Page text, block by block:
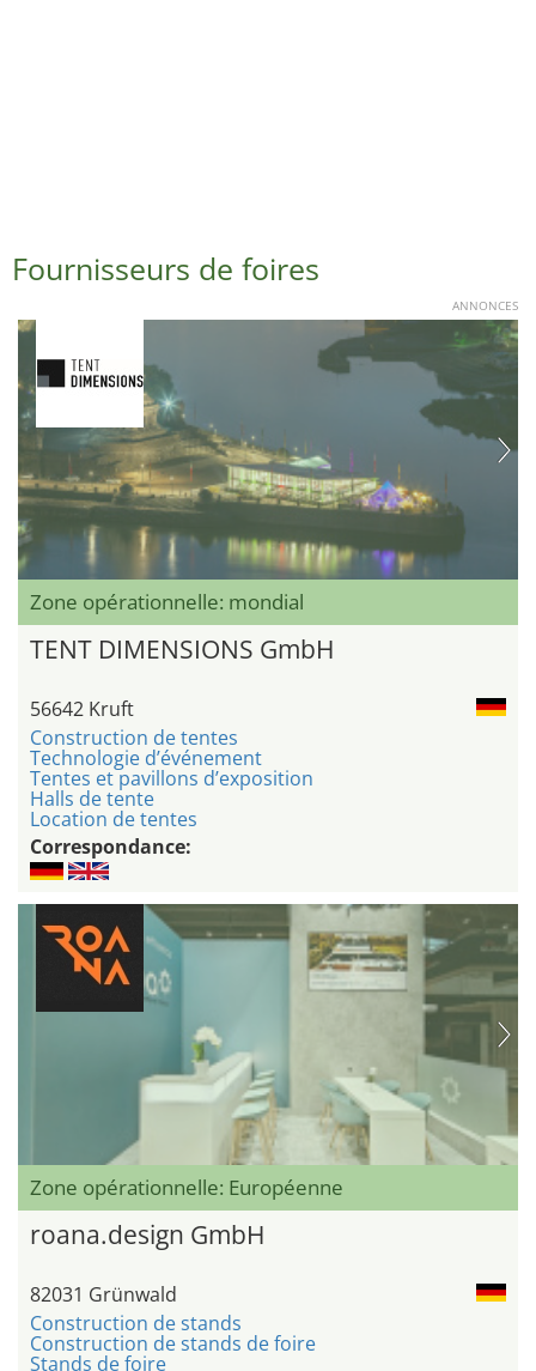
Fournisseurs de foires
ANNONCES
Zone opérationnelle: mondial
TENT DIMENSIONS GmbH
56642 Kruft
Construction de tentes
Technologie d’événement
Tentes et pavillons d’exposition
Halls de tente
Location de tentes
Correspondance:
Zone opérationnelle: Européenne
roana.design GmbH
82031 Grünwald
Construction de stands
Construction de stands de foire
Stands de foire